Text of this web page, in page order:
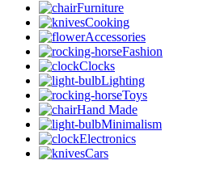
Furniture
Cooking
Accessories
Fashion
Clocks
Lighting
Toys
Hand Made
Minimalism
Electronics
Cars